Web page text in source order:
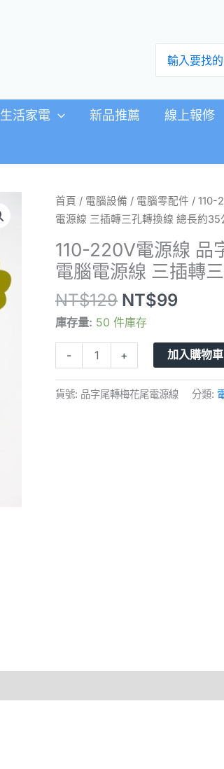
尋：
生活家電 新品推薦 線上報修
首頁 / 電腦設備 / 電腦零配件 / 110-
電源線 三插轉三孔轉換線 總長約35
110-220V電源線 品
電腦電源線 三插轉
NT$129
原
始
格：
NT$129。
NT$99
目
前
價
格：
庫存量: 50 件庫存
-
110-
220V
源
線
品
字
尾
轉
梅
花
尾
三
+ 加入購物車
貨號: 品字尾轉梅花尾電源線 分類: